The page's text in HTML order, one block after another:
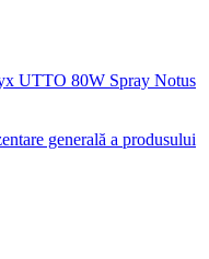
UTTO 80W Spray Notus
generală a produsului